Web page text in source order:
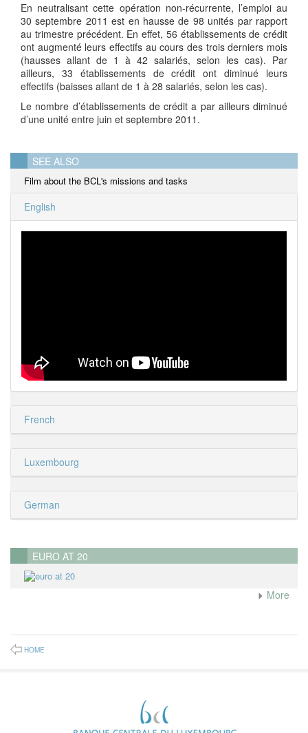
En neutralisant cette opération non-récurrente, l’emploi au
30 septembre 2011 est en hausse de 98 unités par rapport
au trimestre précédent. En effet, 56 établissements de crédit
ont augmenté leurs effectifs au cours des trois derniers mois
(hausses allant de 1 à 42 salariés, selon les cas). Par
ailleurs, 33 établissements de crédit ont diminué leurs
effectifs (baisses allant de 1 à 28 salariés, selon les cas).
Le nombre d’établissements de crédit a par ailleurs diminué
d’une unité entre juin et septembre 2011.
SEE ALSO
Film about the BCL's missions and tasks
English
French
Luxembourg
German
EURO AT 20
More
HOME